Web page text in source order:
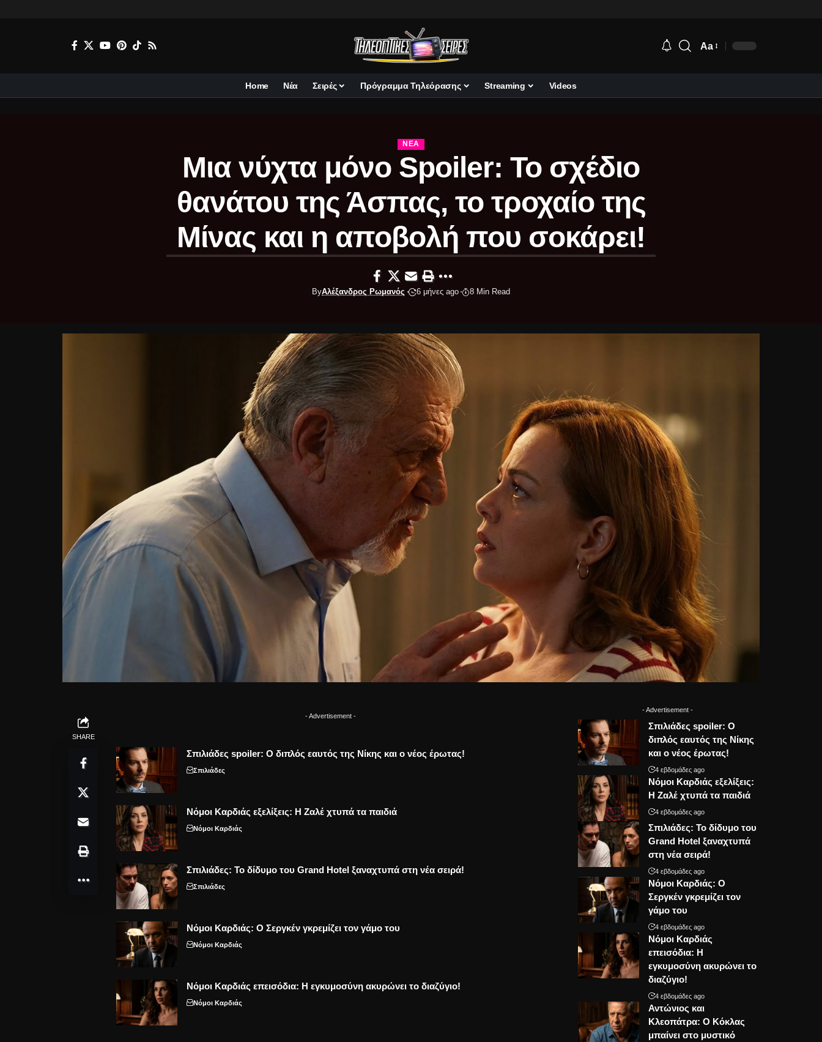
Aa
Home Νέα Σειρές Πρόγραμμα Τηλεόρασης Streaming Videos
ΝΈΑ
Μια νύχτα μόνο Spoiler: Το σχέδιο
θανάτου της Άσπας, το τροχαίο της
Μίνας και η αποβολή που σοκάρει!
ByΑλέξανδρος Ρωμανός 6 μήνες ago 8 Min Read
SHARE
- Advertisement -
Σπιλιάδες spoiler: Ο διπλός εαυτός της Νίκης και ο νέος έρωτας!
Σπιλιάδες
Νόμοι Καρδιάς εξελίξεις: Η Ζαλέ χτυπά τα παιδιά
Νόμοι Καρδιάς
Σπιλιάδες: Το δίδυμο του Grand Hotel ξαναχτυπά στη νέα σειρά!
Σπιλιάδες
Νόμοι Καρδιάς: Ο Σεργκέν γκρεμίζει τον γάμο του
Νόμοι Καρδιάς
Νόμοι Καρδιάς επεισόδια: Η εγκυμοσύνη ακυρώνει το διαζύγιο!
Νόμοι Καρδιάς
- Advertisement -
Σπιλιάδες spoiler: Ο
διπλός εαυτός της Νίκης
και ο νέος έρωτας!
4 εβδομάδες ago
Νόμοι Καρδιάς εξελίξεις:
Η Ζαλέ χτυπά τα παιδιά
4 εβδομάδες ago
Σπιλιάδες: Το δίδυμο του
Grand Hotel ξαναχτυπά
στη νέα σειρά!
4 εβδομάδες ago
Νόμοι Καρδιάς: Ο
Σεργκέν γκρεμίζει τον
γάμο του
4 εβδομάδες ago
Νόμοι Καρδιάς
επεισόδια: Η
εγκυμοσύνη ακυρώνει το
διαζύγιο!
4 εβδομάδες ago
Αντώνιος και
Κλεοπάτρα: Ο Κόκλας
μπαίνει στο μυστικό